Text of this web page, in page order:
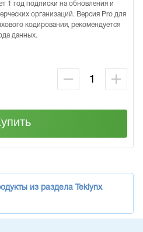
1 год подписки на обновления и
организаций. Версия Pro для
кодирования, рекомендуется
данных.
из раздела Teklynx